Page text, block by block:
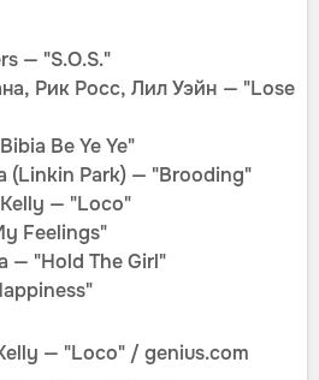
— "S.O.S."
Рик Росс, Лил Уэйн — "Lose
Be Ye Ye"
(Linkin Park) — "Brooding"
— "Loco"
Feelings"
— "Hold The Girl"